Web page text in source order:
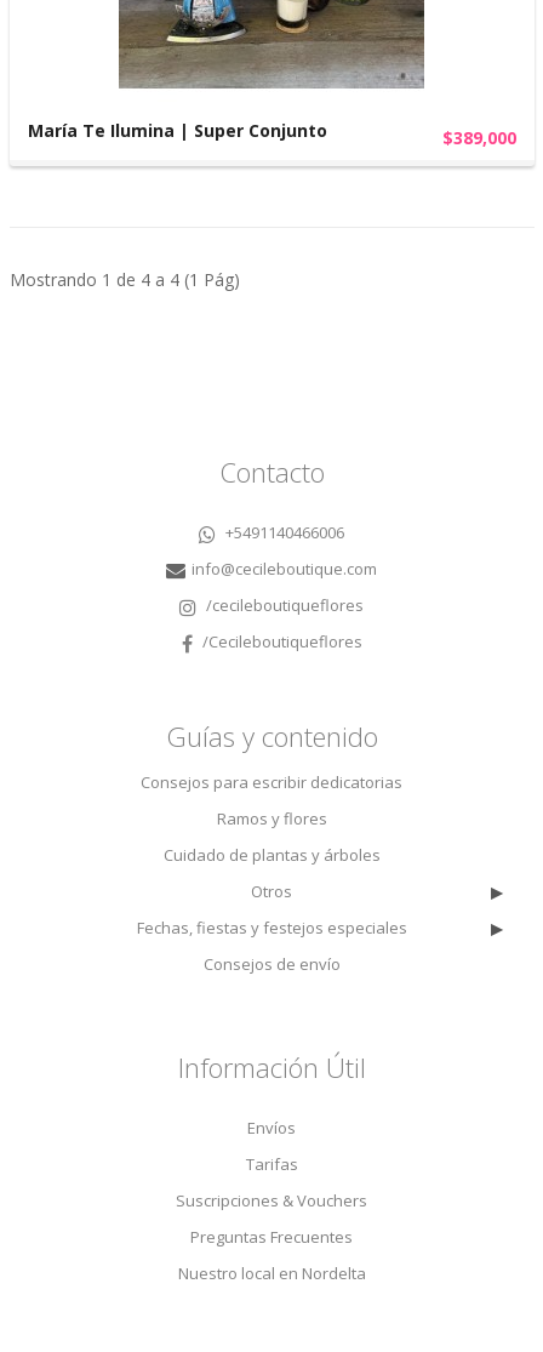
María Te Ilumina | Super Conjunto $389,000
Mostrando 1 de 4 a 4 (1 Pág)
Contacto
+5491140466006
info@cecileboutique.com
/cecileboutiqueflores
/Cecileboutiqueflores
Guías y contenido
Consejos para escribir dedicatorias
Ramos y flores
Cuidado de plantas y árboles
Otros
▸
Fechas, fiestas y festejos especiales ▸
Consejos de envío
Información Útil
Envíos
Tarifas
Suscripciones & Vouchers
Preguntas Frecuentes
Nuestro local en Nordelta